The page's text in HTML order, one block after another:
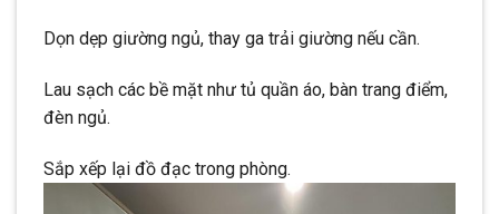
Dọn dẹp giường ngủ, thay ga trải giường nếu cần.
Lau sạch các bề mặt như tủ quần áo, bàn trang điểm,
đèn ngủ.
Sắp xếp lại đồ đạc trong phòng.